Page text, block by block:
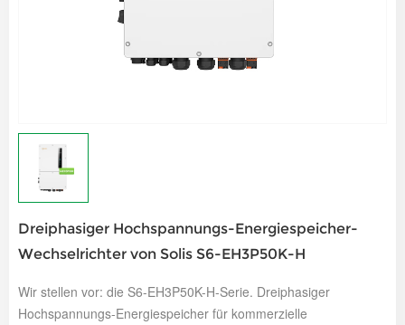
Dreiphasiger Hochspannungs-Energiespeicher-
Wechselrichter von Solis S6-EH3P50K-H
Wir stellen vor: die S6-EH3P50K-H-Serie. Dreiphasiger
Hochspannungs-Energiespeicher für kommerzielle